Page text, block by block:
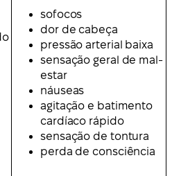
sofocos
dor de cabeça
pressão arterial baixa
sensação geral de mal-
estar
náuseas
agitação e batimento
cardíaco rápido
sensação de tontura
perda de consciência